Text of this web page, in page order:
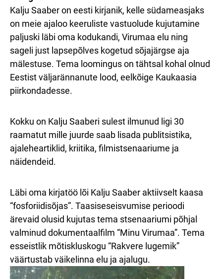
Kalju Saaber on eesti kirjanik, kelle südameasjaks
on meie ajaloo keeruliste vastuolude kujutamine
paljuski läbi oma kodukandi, Virumaa elu ning
sageli just lapsepõlves kogetud sõjajärgse aja
mälestuse. Tema loomingus on tähtsal kohal olnud
Eestist väljarännanute lood, eelkõige Kaukaasia
piirkondadesse.
Kokku on Kalju Saaberi sulest ilmunud ligi 30
raamatut mille juurde saab lisada publitsistika,
ajaleheartiklid, kriitika, filmistsenaariume ja
näidendeid.
Läbi oma kirjatöö lõi Kalju Saaber aktiivselt kaasa
“fosforiidisõjas”. Taasiseseisvumise perioodi
ärevaid olusid kujutas tema stsenaariumi põhjal
valminud dokumentaalfilm “Minu Virumaa”. Tema
esseistlik mõtiskluskogu “Rakvere lugemik”
väärtustab väikelinna elu ja ajalugu.